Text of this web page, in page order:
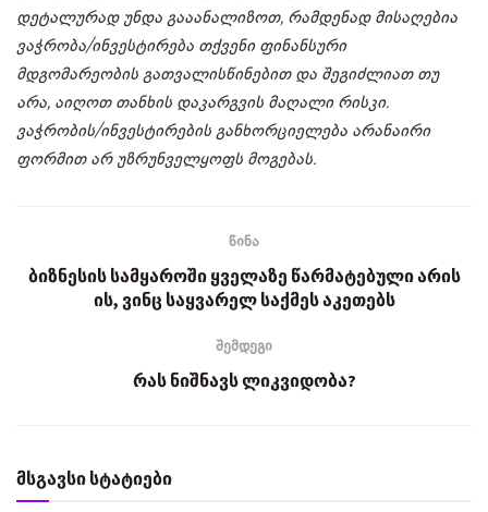
დეტალურად უნდა გააანალიზოთ, რამდენად მისაღებია
ვაჭრობა/ინვესტირება თქვენი ფინანსური
მდგომარეობის გათვალისწინებით და შეგიძლიათ თუ
არა, აიღოთ თანხის დაკარგვის მაღალი რისკი.
ვაჭრობის/ინვესტირების განხორციელება არანაირი
ფორმით არ უზრუნველყოფს მოგებას.
წინა
ბიზნესის სამყაროში ყველაზე წარმატებული არის
ის, ვინც საყვარელ საქმეს აკეთებს
შემდეგი
რას ნიშნავს ლიკვიდობა?
მსგავსი სტატიები